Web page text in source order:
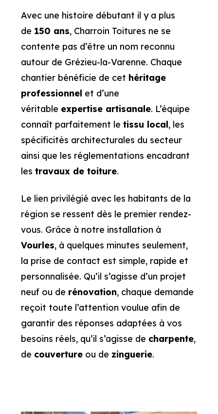
Avec une histoire débutant il y a plus
de 150 ans, Charroin Toitures ne se
contente pas d’être un nom reconnu
autour de Grézieu-la-Varenne. Chaque
chantier bénéficie de cet héritage
professionnel et d’une
véritable expertise artisanale. L’équipe
connaît parfaitement le tissu local, les
spécificités architecturales du secteur
ainsi que les réglementations encadrant
les travaux de toiture.
Le lien privilégié avec les habitants de la
région se ressent dès le premier rendez-
vous. Grâce à notre installation à
Vourles, à quelques minutes seulement,
la prise de contact est simple, rapide et
personnalisée. Qu’il s’agisse d’un projet
neuf ou de rénovation, chaque demande
reçoit toute l’attention voulue afin de
garantir des réponses adaptées à vos
besoins réels, qu’il s’agisse de charpente,
de couvertureou de zinguerie.